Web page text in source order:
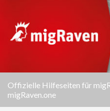
Offizielle Hilfeseiten für
migRaven.one